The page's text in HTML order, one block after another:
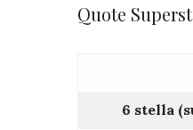
Quote
6 stella